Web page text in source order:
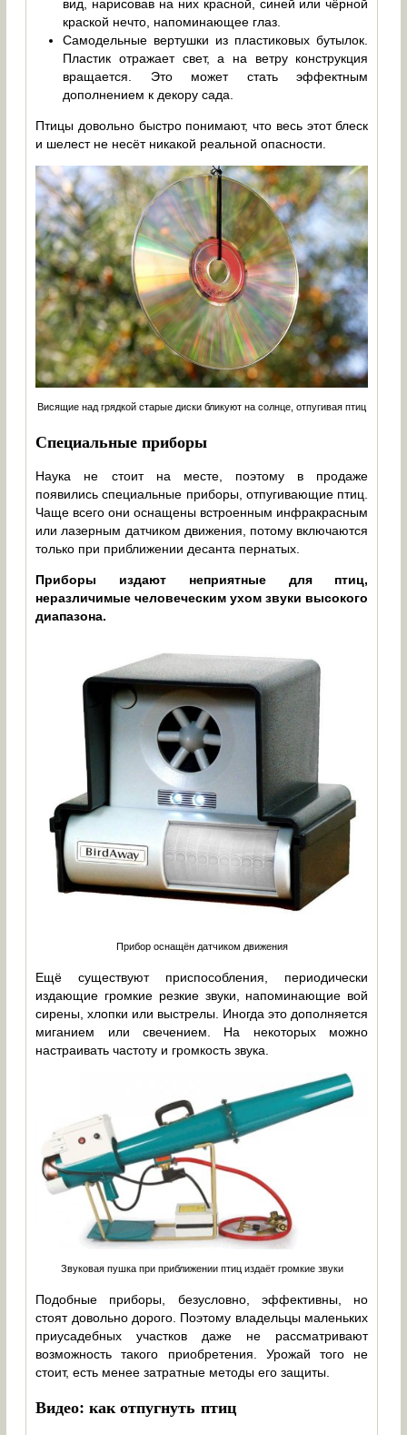
вид, нарисовав на них красной, синей или чёрной
краской нечто, напоминающее глаз.
Самодельные вертушки из пластиковых бутылок.
Пластик отражает свет, а на ветру конструкция
вращается. Это может стать эффектным
дополнением к декору сада.
Птицы довольно быстро понимают, что весь этот блеск
и шелест не несёт никакой реальной опасности.
Висящие над грядкой старые диски бликуют на солнце, отпугивая птиц
Специальные приборы
Наука не стоит на месте, поэтому в продаже
появились специальные приборы, отпугивающие птиц.
Чаще всего они оснащены встроенным инфракрасным
или лазерным датчиком движения, потому включаются
только при приближении десанта пернатых.
Приборы издают неприятные для птиц,
неразличимые человеческим ухом звуки высокого
диапазона.
Прибор оснащён датчиком движения
Ещё существуют приспособления, периодически
издающие громкие резкие звуки, напоминающие вой
сирены, хлопки или выстрелы. Иногда это дополняется
миганием или свечением. На некоторых можно
настраивать частоту и громкость звука.
Звуковая пушка при приближении птиц издаёт громкие звуки
Подобные приборы, безусловно, эффективны, но
стоят довольно дорого. Поэтому владельцы маленьких
приусадебных участков даже не рассматривают
возможность такого приобретения. Урожай того не
стоит, есть менее затратные методы его защиты.
Видео: как отпугнуть птиц